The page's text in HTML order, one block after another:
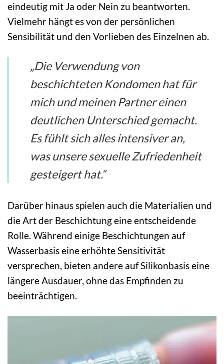
eindeutig mit Ja oder Nein zu beantworten.
Vielmehr hängt es von der persönlichen
Sensibilität und den Vorlieben des Einzelnen ab.
„Die Verwendung von
beschichteten Kondomen hat für
mich und meinen Partner einen
deutlichen Unterschied gemacht.
Es fühlt sich alles intensiver an,
was unsere sexuelle Zufriedenheit
gesteigert hat.“
Darüber hinaus spielen auch die Materialien und
die Art der Beschichtung eine entscheidende
Rolle. Während einige Beschichtungen auf
Wasserbasis eine erhöhte Sensitivität
versprechen, bieten andere auf Silikonbasis eine
längere Ausdauer, ohne das Empfinden zu
beeinträchtigen.